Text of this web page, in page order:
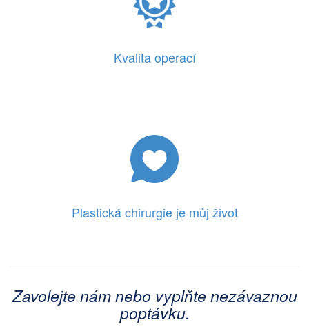
Kvalita operací
Plastická chirurgie je můj život
Zavolejte nám nebo vyplňte nezávaznou
poptávku.